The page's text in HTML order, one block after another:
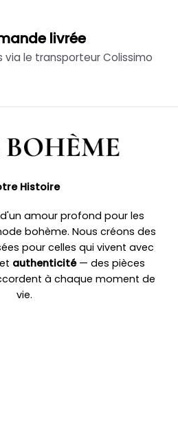
livrée
via le transporteur Colissimo
Histoire
amour profond pour les
bohème. Nous créons des
pour celles qui vivent avec
authenticité— des pièces
à chaque moment de
vie.